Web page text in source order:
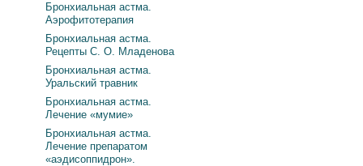
Бронхиальная астма.
Аэрофитотерапия
Бронхиальная астма.
Рецепты С. О. Младенова
Бронхиальная астма.
Уральский травник
Бронхиальная астма.
Лечение «мумие»
Бронхиальная астма.
Лечение препаратом
«аэдисоппидрон».